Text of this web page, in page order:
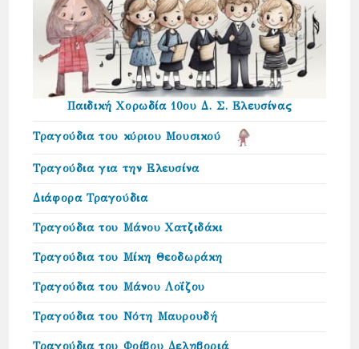
Παιδική Χορωδία 10ου Δ. Σ. Ελευσίνας
Τραγούδια του κύριου Μουσικού
Τραγούδια για την Ελευσίνα
Διάφορα Τραγούδια
Τραγούδια του Μάνου Χατζιδάκι
Τραγούδια του Μίκη Θεοδωράκη
Τραγούδια του Μάνου Λοΐζου
Τραγούδια του Νότη Μαυρουδή
Τραγούδια του Φοίβου Δεληβοριά